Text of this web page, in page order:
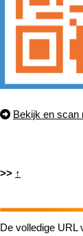
Bekijk en scan
>> ↑
De volledige URL